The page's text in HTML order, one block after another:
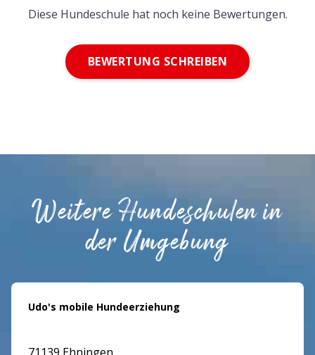
Diese Hundeschule hat noch keine Bewertungen.
BEWERTUNG SCHREIBEN
Weitere Hundeschulen in
der Umgebung
Udo's mobile Hundeerziehung